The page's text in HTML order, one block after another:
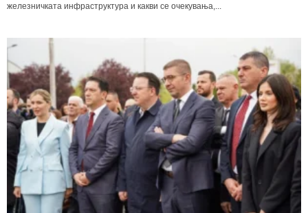
железничката инфраструктура и какви се очекувања,...